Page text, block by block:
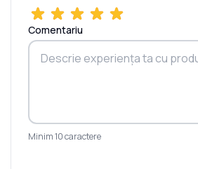
Comentariu
Minim 10 caractere